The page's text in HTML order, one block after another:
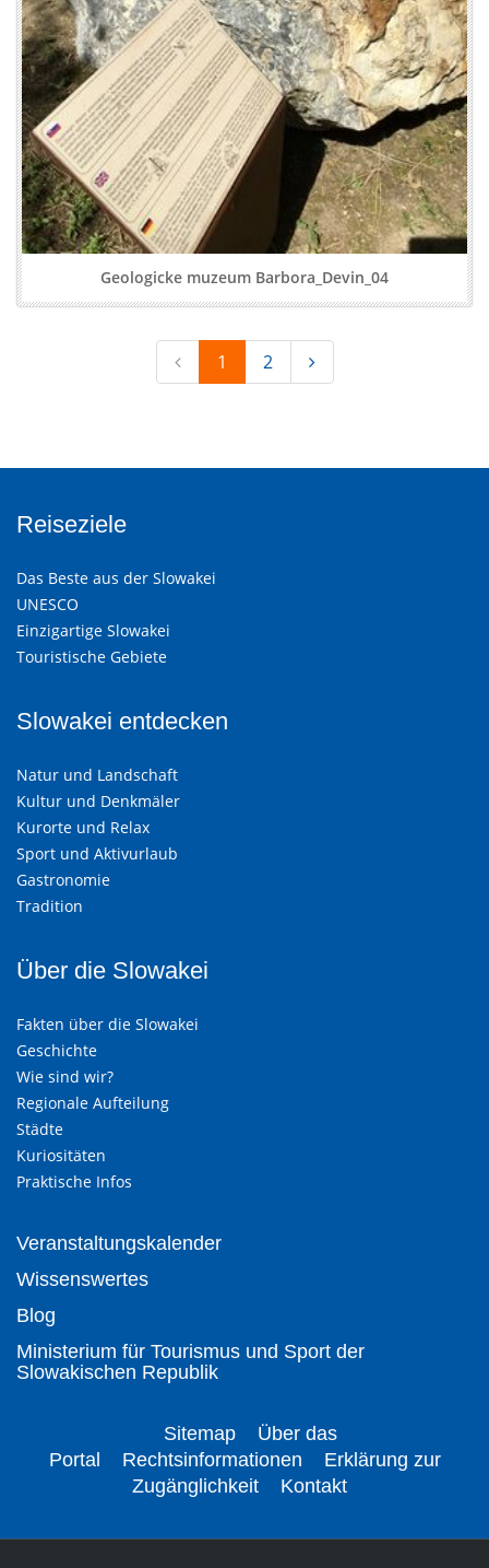
Geologicke muzeum Barbora_Devin_04
1 2
Reiseziele
Das Beste aus der Slowakei
UNESCO
Einzigartige Slowakei
Touristische Gebiete
Slowakei entdecken
Natur und Landschaft
Kultur und Denkmäler
Kurorte und Relax
Sport und Aktivurlaub
Gastronomie
Tradition
Über die Slowakei
Fakten über die Slowakei
Geschichte
Wie sind wir?
Regionale Aufteilung
Städte
Kuriositäten
Praktische Infos
Veranstaltungskalender
Wissenswertes
Blog
Ministerium für Tourismus und Sport der
Slowakischen Republik
Sitemap
Über das
Portal
Rechtsinformationen
Erklärung zur
Zugänglichkeit
Kontakt